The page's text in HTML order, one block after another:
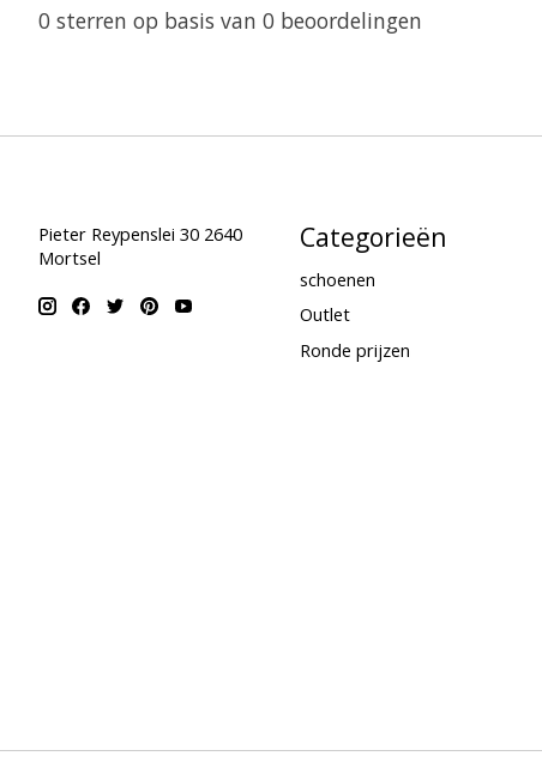
0 sterren op basis van 0 beoordelingen
Pieter Reypenslei 30 2640
Mortsel
Categorieën
schoenen
Outlet
Ronde prijzen